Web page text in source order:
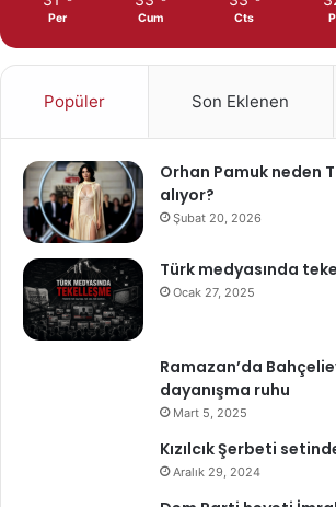
Per Cum Cts
Popüler Son Eklenen
Orhan Pamuk neden
alıyor?
Şubat 20, 2026
Türk medyasında
Ocak 27, 2025
Ramazan’da
dayanışma ruhu
Mart 5, 2025
Kızılcık Şerbeti
Aralık 29, 2024